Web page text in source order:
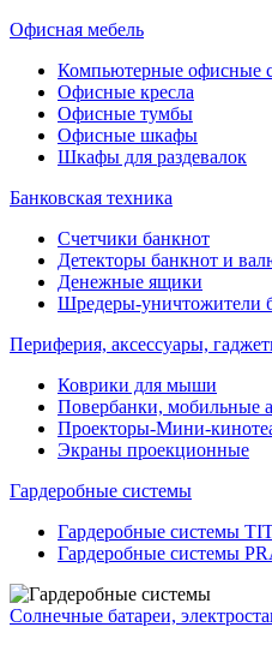
Офисная мебель
Компьютерные офисные
Офисные кресла
Офисные тумбы
Офисные шкафы
Шкафы для раздевалок
Банковская техника
Счетчики банкнот
Детекторы банкнот и
Денежные ящики
Шредеры-уничтожители
Периферия, аксессуары,
Коврики для мыши
Повербанки, мобильные
Проекторы-Мини-
Экраны проекционные
Гардеробные системы
Гардеробные системы
Гардеробные системы
Солнечные батареи,